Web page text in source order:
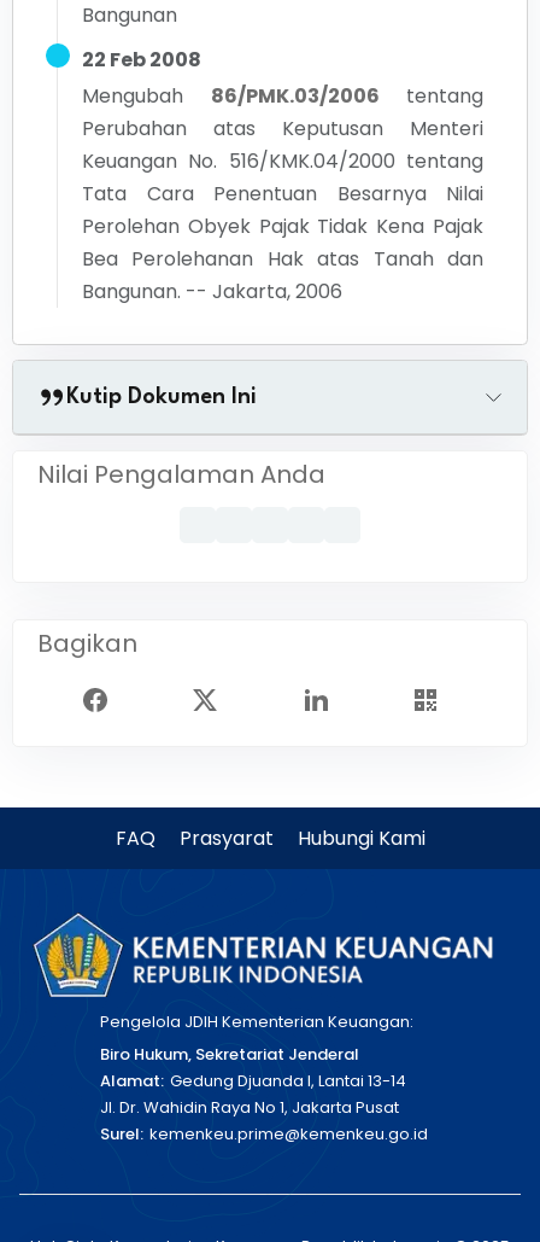
Bangunan
22 Feb 2008
Mengubah
86/PMK.03/2006
tentang
Perubahan atas Keputusan Menteri
Keuangan No. 516/KMK.04/2000 tentang
Tata Cara Penentuan Besarnya Nilai
Perolehan Obyek Pajak Tidak Kena Pajak
Bea Perolehanan Hak atas Tanah dan
Bangunan. -- Jakarta, 2006
Kutip Dokumen Ini
Nilai Pengalaman Anda
Bagikan
FAQ Prasyarat Hubungi Kami
Pengelola JDIH Kementerian Keuangan:
Biro Hukum, Sekretariat Jenderal
Alamat: Gedung Djuanda I, Lantai 13-14
Jl. Dr. Wahidin Raya No 1, Jakarta Pusat
Surel: kemenkeu.prime@kemenkeu.go.id